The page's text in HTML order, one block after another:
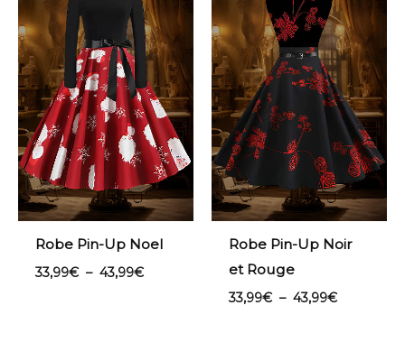
Robe Pin-Up Noel
33,99€ – 43,99€
33,99€
à
43,99€
Robe Pin-Up Noir
et Rouge
33,99€ – 43,99€
33,99€
à
43,99€